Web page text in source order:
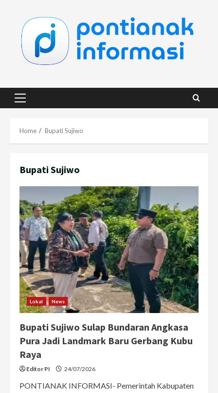
content
Primary
Home Bupati Sujiwo
Bupati Sujiwo
Lokal News
Bupati Sujiwo Sulap Bundaran Angkasa
Pura Jadi Landmark Baru Gerbang Kubu
Raya
Editor PI 24/07/2026
PONTIANAK INFORMASI- Pemerintah Kabupaten